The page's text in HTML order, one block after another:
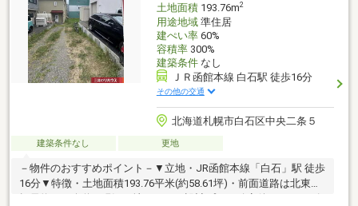
土地面積193.76m2
用途地域準住居
建ぺい率60%
容積率300%
建築条件なし
ＪＲ函館本線 白石駅 徒歩16分
その他の交通
北海道札幌市白石区中央二条５
建築条件なし 更地
－物件のおすすめポイント－▼立地・JR函館本線「白石」駅 徒歩
16分▼特徴・土地面積193.76平米(約58.61坪)・前面道路は北東側
幅員約20m公道・現況更地につき、設計プラン確定後はスムーズ